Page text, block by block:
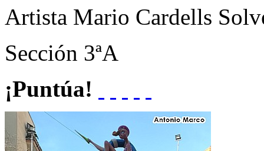
Artista Mario Cardells
Sección 3ªA
¡Puntúa!